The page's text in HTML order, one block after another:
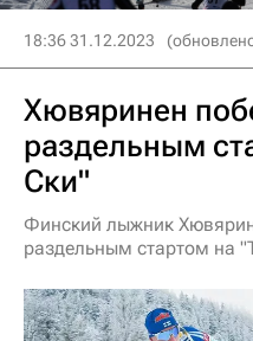
18:36 31.12.2023
Хювяринен
раздельным
Ски"
Финский лыжник
раздельным стартом на